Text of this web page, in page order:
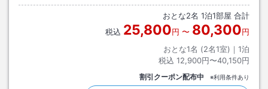
おとな2名 1泊1部屋 合計
税込 25,800円 〜 80,300円
おとな1名 (2名1室)｜ 1泊
税込 12,900円〜40,150円
割引クーポン配布中 ※利用条件あり